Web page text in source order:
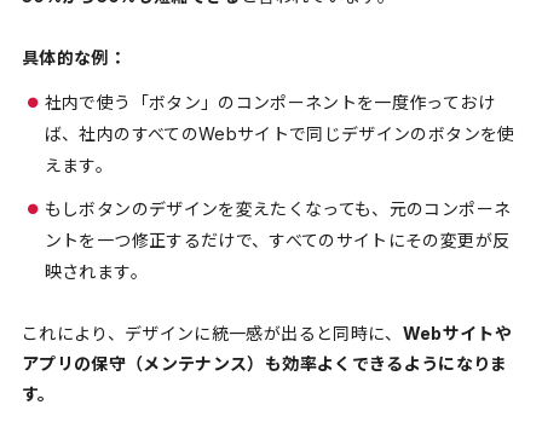
具体的な例：
社内で使う「ボタン」のコンポーネントを一度作っておけ
ば、社内のすべてのWebサイトで同じデザインのボタンを使
えます。
もしボタンのデザインを変えたくなっても、元のコンポーネ
ントを一つ修正するだけで、すべてのサイトにその変更が反
映されます。
これにより、デザインに統一感が出ると同時に、 Webサイトや
アプリの保守（メンテナンス）も効率よくできるようになりま
す。